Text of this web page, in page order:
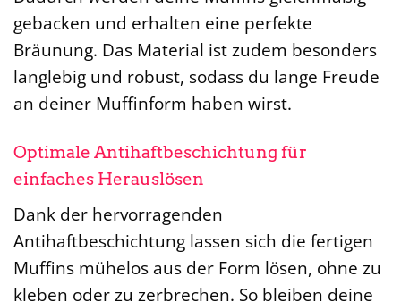
gebacken und erhalten eine perfekte
Bräunung. Das Material ist zudem besonders
langlebig und robust, sodass du lange Freude
an deiner Muffinform haben wirst.
Optimale Antihaftbeschichtung für
einfaches Herauslösen
Dank der hervorragenden
Antihaftbeschichtung lassen sich die fertigen
Muffins mühelos aus der Form lösen, ohne zu
kleben oder zu zerbrechen. So bleiben deine